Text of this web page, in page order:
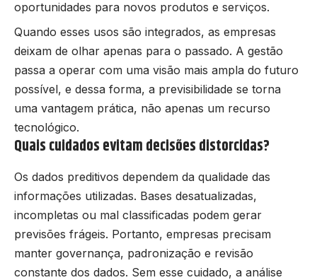
oportunidades para novos produtos e serviços.
Quando esses usos são integrados, as empresas
deixam de olhar apenas para o passado. A gestão
passa a operar com uma visão mais ampla do futuro
possível, e dessa forma, a previsibilidade se torna
uma vantagem prática, não apenas um recurso
tecnológico.
Quais cuidados evitam decisões distorcidas?
Os dados preditivos dependem da qualidade das
informações utilizadas. Bases desatualizadas,
incompletas ou mal classificadas podem gerar
previsões frágeis. Portanto, empresas precisam
manter governança, padronização e revisão
constante dos dados. Sem esse cuidado, a análise